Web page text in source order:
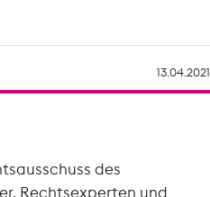
13.04.2021
des
Rechtsexperten und